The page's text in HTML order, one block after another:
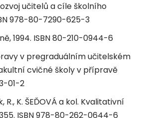
učitelů a cíle školního
978-80-7290-625-3
1994. ISBN 80-210-0944-6
v pregraduálním učitelském
cvičné školy v přípravě
01-2
K. ŠEĎOVÁ a kol. Kvalitativní
ISBN 978-80-262-0644-6